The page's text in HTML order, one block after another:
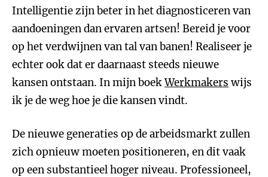
Intelligentie zijn beter in het diagnosticeren van
aandoeningen dan ervaren artsen! Bereid je voor
op het verdwijnen van tal van banen! Realiseer je
echter ook dat er daarnaast steeds nieuwe
kansen ontstaan. In mijn boekWerkmakers wijs
ik je de weg hoe je die kansen vindt.
De nieuwe generaties op de arbeidsmarkt zullen
zich opnieuw moeten positioneren, en dit vaak
op een substantieel hoger niveau. Professioneel,